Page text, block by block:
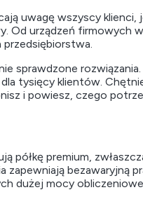
uwagę wszyscy
urządzeń firmowych
przedsiębiorstwa.
sprawdzone
tysięcy klientów.
i powiesz, czego
premium,
bezawaryjną
dużej mocy